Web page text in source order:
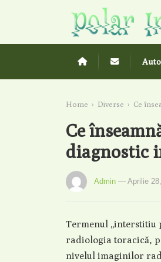
Auto
Home › Diverse › Ce
Ce
diagnostic
Admin — Aprilie
Termenul „interstitiu
radiologia toracică,
nivelul imaginilor